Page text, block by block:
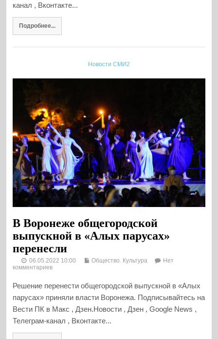
канал , Вконтакте...
Подробнее...
Новости СМИ2
В Воронеже общегородской
выпускной в «Алых парусах»
перенесли
06.05.2022 10:00 Общество. Культура
Нет
комментариев
Решение перенести общегородской выпускной в «Алых
парусах» приняли власти Воронежа. Подписывайтесь на
Вести ПК в Макс , Дзен.Новости , Дзен , Google News ,
Телеграм-канал , Вконтакте...